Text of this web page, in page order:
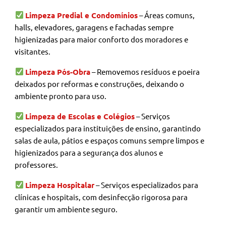
Limpeza Predial e Condomínios– Áreas comuns,
halls, elevadores, garagens e fachadas sempre
higienizadas para maior conforto dos moradores e
visitantes.
Limpeza Pós-Obra– Removemos resíduos e poeira
deixados por reformas e construções, deixando o
ambiente pronto para uso.
Limpeza de Escolas e Colégios– Serviços
especializados para instituições de ensino, garantindo
salas de aula, pátios e espaços comuns sempre limpos e
higienizados para a segurança dos alunos e
professores.
Limpeza Hospitalar– Serviços especializados para
clínicas e hospitais, com desinfecção rigorosa para
garantir um ambiente seguro.